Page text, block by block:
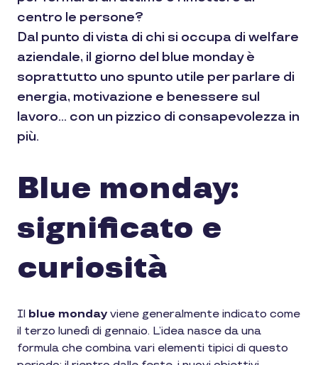
centro le persone?
Dal punto di vista di chi si occupa di welfare
aziendale, il giorno del blue monday è
soprattutto uno spunto utile per parlare di
energia, motivazione e benessere sul
lavoro… con un pizzico di consapevolezza in
più.
Blue monday:
significato e
curiosità
Il blue monday viene generalmente indicato come
il terzo lunedì di gennaio. L’idea nasce da una
formula che combina vari elementi tipici di questo